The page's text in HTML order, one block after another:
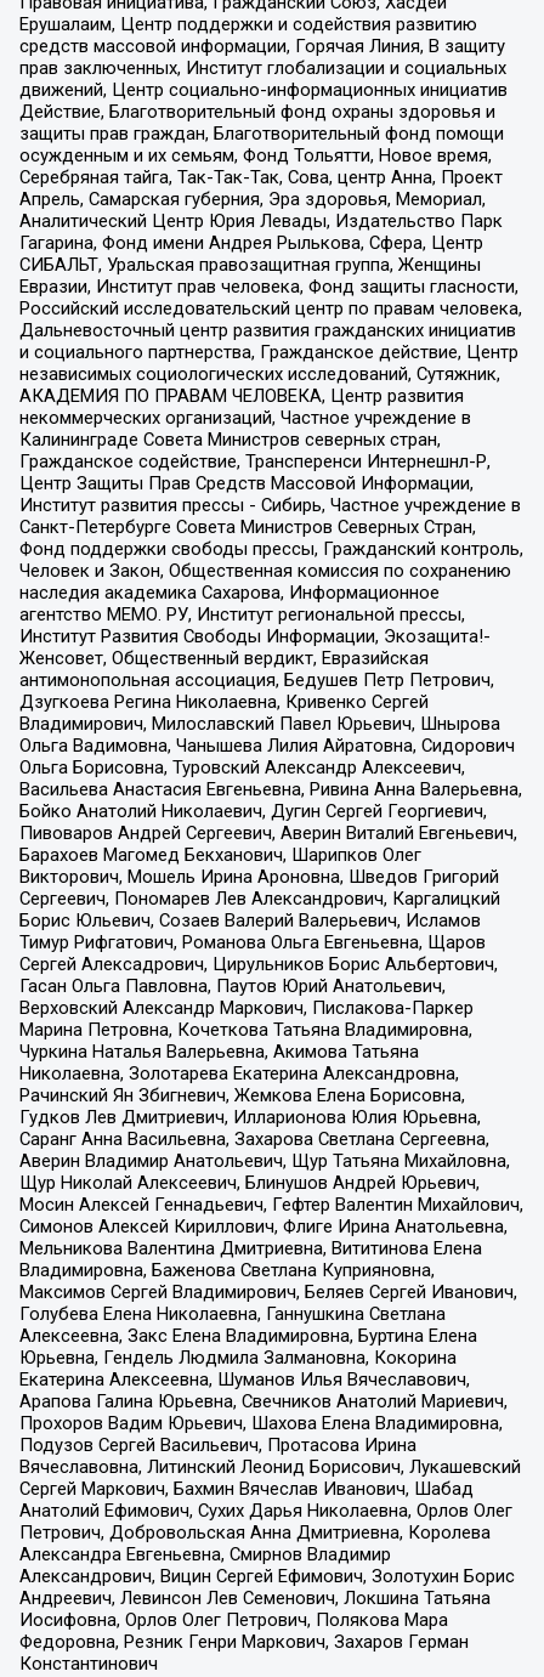
Ерушалаим, Центр поддержки и содействия развитию
средств массовой информации, Горячая Линия, В защиту
прав заключенных, Институт глобализации и социальных
движений, Центр социально-информационных инициатив
Действие, Благотворительный фонд охраны здоровья и
защиты прав граждан, Благотворительный фонд помощи
осужденным и их семьям, Фонд Тольятти, Новое время,
Серебряная тайга, Так-Так-Так, Сова, центр Анна, Проект
Апрель, Самарская губерния, Эра здоровья, Мемориал,
Аналитический Центр Юрия Левады, Издательство Парк
Гагарина, Фонд имени Андрея Рылькова, Сфера, Центр
СИБАЛЬТ, Уральская правозащитная группа, Женщины
Евразии, Институт прав человека, Фонд защиты гласности,
Российский исследовательский центр по правам человека,
Дальневосточный центр развития гражданских инициатив
и социального партнерства, Гражданское действие, Центр
независимых социологических исследований, Сутяжник,
АКАДЕМИЯ ПО ПРАВАМ ЧЕЛОВЕКА, Центр развития
некоммерческих организаций, Частное учреждение в
Калининграде Совета Министров северных стран,
Гражданское содействие, Трансперенси Интернешнл-Р,
Центр Защиты Прав Средств Массовой Информации,
Институт развития прессы - Сибирь, Частное учреждение в
Санкт-Петербурге Совета Министров Северных Стран,
Фонд поддержки свободы прессы, Гражданский контроль,
Человек и Закон, Общественная комиссия по сохранению
наследия академика Сахарова, Информационное
агентство МЕМО. РУ, Институт региональной прессы,
Институт Развития Свободы Информации, Экозащита!-
Женсовет, Общественный вердикт, Евразийская
антимонопольная ассоциация, Бедушев Петр Петрович,
Дзугкоева Регина Николаевна, Кривенко Сергей
Владимирович, Милославский Павел Юрьевич, Шнырова
Ольга Вадимовна, Чанышева Лилия Айратовна, Сидорович
Ольга Борисовна, Туровский Александр Алексеевич,
Васильева Анастасия Евгеньевна, Ривина Анна Валерьевна,
Бойко Анатолий Николаевич, Дугин Сергей Георгиевич,
Пивоваров Андрей Сергеевич, Аверин Виталий Евгеньевич,
Барахоев Магомед Бекханович, Шарипков Олег
Викторович, Мошель Ирина Ароновна, Шведов Григорий
Сергеевич, Пономарев Лев Александрович, Каргалицкий
Борис Юльевич, Созаев Валерий Валерьевич, Исламов
Тимур Рифгатович, Романова Ольга Евгеньевна, Щаров
Сергей Алексадрович, Цирульников Борис Альбертович,
Гасан Ольга Павловна, Паутов Юрий Анатольевич,
Верховский Александр Маркович, Пислакова-Паркер
Марина Петровна, Кочеткова Татьяна Владимировна,
Чуркина Наталья Валерьевна, Акимова Татьяна
Николаевна, Золотарева Екатерина Александровна,
Рачинский Ян Збигневич, Жемкова Елена Борисовна,
Гудков Лев Дмитриевич, Илларионова Юлия Юрьевна,
Саранг Анна Васильевна, Захарова Светлана Сергеевна,
Аверин Владимир Анатольевич, Щур Татьяна Михайловна,
Щур Николай Алексеевич, Блинушов Андрей Юрьевич,
Мосин Алексей Геннадьевич, Гефтер Валентин Михайлович,
Симонов Алексей Кириллович, Флиге Ирина Анатольевна,
Мельникова Валентина Дмитриевна, Вититинова Елена
Владимировна, Баженова Светлана Куприяновна,
Максимов Сергей Владимирович, Беляев Сергей Иванович,
Голубева Елена Николаевна, Ганнушкина Светлана
Алексеевна, Закс Елена Владимировна, Буртина Елена
Юрьевна, Гендель Людмила Залмановна, Кокорина
Екатерина Алексеевна, Шуманов Илья Вячеславович,
Арапова Галина Юрьевна, Свечников Анатолий Мариевич,
Прохоров Вадим Юрьевич, Шахова Елена Владимировна,
Подузов Сергей Васильевич, Протасова Ирина
Вячеславовна, Литинский Леонид Борисович, Лукашевский
Сергей Маркович, Бахмин Вячеслав Иванович, Шабад
Анатолий Ефимович, Сухих Дарья Николаевна, Орлов Олег
Петрович, Добровольская Анна Дмитриевна, Королева
Александра Евгеньевна, Смирнов Владимир
Александрович, Вицин Сергей Ефимович, Золотухин Борис
Андреевич, Левинсон Лев Семенович, Локшина Татьяна
Иосифовна, Орлов Олег Петрович, Полякова Мара
Федоровна, Резник Генри Маркович, Захаров Герман
Константинович